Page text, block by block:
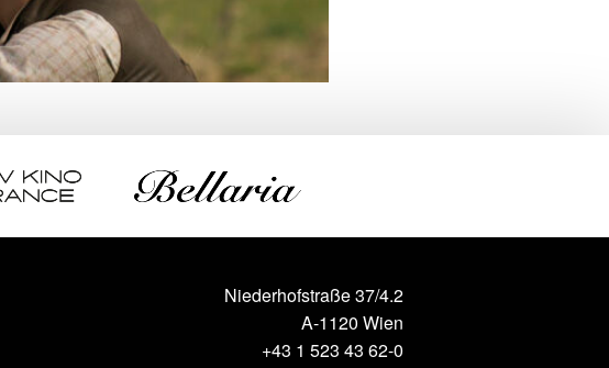
Niederhofstraße 37/4.2
A-1120 Wien
+43 1 523 43 62-0